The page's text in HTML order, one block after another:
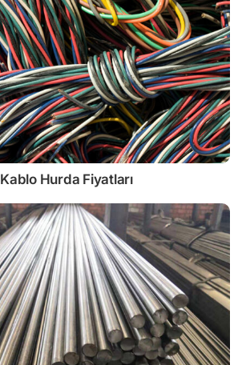
Kablo Hurda Fiyatları